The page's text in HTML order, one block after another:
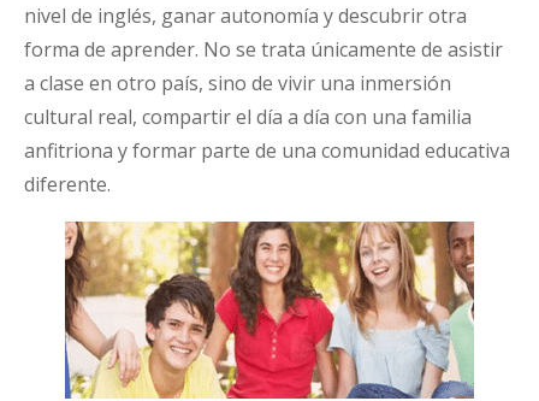
nivel de inglés, ganar autonomía y descubrir otra
forma de aprender. No se trata únicamente de asistir
a clase en otro país, sino de vivir una inmersión
cultural real, compartir el día a día con una familia
anfitriona y formar parte de una comunidad educativa
diferente.